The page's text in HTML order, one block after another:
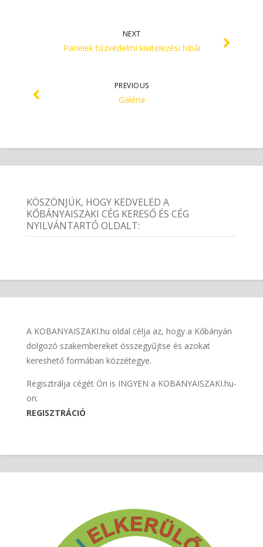
NEXT
Panelek tűzvédelmi kivitelezési hibái
PREVIOUS
Galéria
KÖSZÖNJÜK, HOGY KEDVELED A
KŐBÁNYAISZAKI CÉG KERESŐ ÉS CÉG
NYILVÁNTARTÓ OLDALT:
A KOBANYAISZAKI.hu oldal célja az, hogy a Kőbányán
dolgozó szakembereket összegyűjtse és azokat
kereshető formában közzétegye.
Regisztrálja cégét Ön is INGYEN a KOBANYAISZAKI.hu-
on:
REGISZTRÁCIÓ